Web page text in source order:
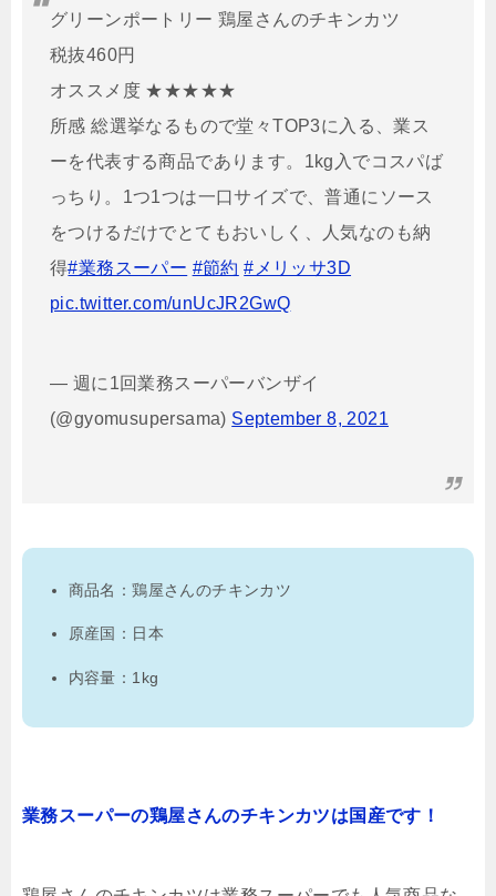
グリーンポートリー 鶏屋さんのチキンカツ
税抜460円
オススメ度 ★★★★★
所感 総選挙なるもので堂々TOP3に入る、業ス
ーを代表する商品であります。1kg入でコスパば
っちり。1つ1つは一口サイズで、普通にソース
をつけるだけでとてもおいしく、人気なのも納
得#業務スーパー #節約 #メリッサ3D
pic.twitter.com/unUcJR2GwQ
— 週に1回業務スーパーバンザイ
(@gyomusupersama) September 8, 2021
商品名：鶏屋さんのチキンカツ
原産国：日本
内容量：1kg
業務スーパーの鶏屋さんのチキンカツは国産です！